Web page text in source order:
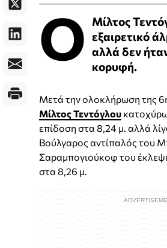
Ο Μίλτος
εξαιρετικό
αλλά δεν
κορυφή.
Μετά την ολοκλήρωση της
Μίλτος Τεντόγλου
επίδοση στα 8,24 μ. αλλά
Βούλγαρος αντίπαλός του
Σαραμπογιούκοφ του
στα 8,26 μ.